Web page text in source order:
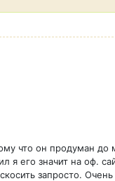
что он продуман до
я его значит на оф.
запросто.